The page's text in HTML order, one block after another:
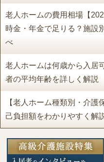
老人ホームの費用相場【
時金・年金で足りる？施設
べ
老人ホームは何歳から入居
者の平均年齢を詳しく解説
【老人ホーム種類別・介護
己負担額をわかりやすく解